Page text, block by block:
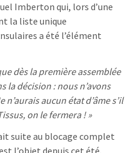
Imberton qui, lors d’une
la liste unique
a été l’élément
dès la première assemblée
la décision : nous n’avons
aucun état d’âme s’il
on le fermera ! »
suite au blocage complet